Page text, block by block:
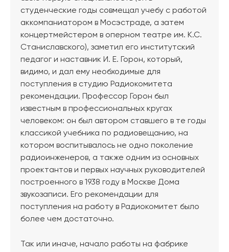
студенческие годы совмещал учебу с работой
аккомпаниатором в Мосэстраде, а затем
концертмейстером в оперном театре им. К.С.
Станиславского), заметил его институтский
педагог и наставник И. Е. Горон, который,
видимо, и дал ему необходимые для
поступления в студию Радиокомитета
рекомендации. Профессор Горон был
известным в профессиональных кругах
человеком: он был автором ставшего в те годы
классикой учебника по радиовещанию, на
котором воспитывалось не одно поколение
радиоинженеров, а также одним из основных
проектантов и первых научных руководителей
построенного в 1938 году в Москве Дома
звукозаписи. Его рекомендации для
поступления на работу в Радиокомитет было
более чем достаточно.
Так или иначе, начало работы на фабрике